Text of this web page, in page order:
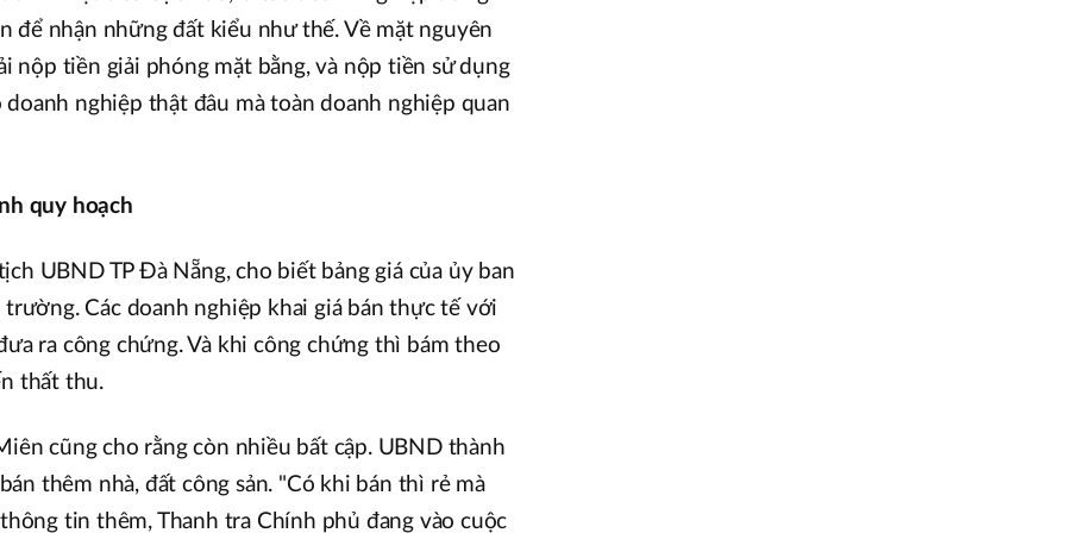
để nhận những đất kiểu như thế. Về mặt nguyên
nộp tiền giải phóng mặt bằng, và nộp tiền sử dụng
nghiệp thật đâu mà toàn doanh nghiệp quan
quy hoạch
UBND TP Đà Nẵng, cho biết bảng giá của ủy ban
Các doanh nghiệp khai giá bán thực tế với
ra công chứng. Và khi công chứng thì bám theo
thất thu.
cũng cho rằng còn nhiều bất cập. UBND thành
thêm nhà, đất công sản. "Có khi bán thì rẻ mà
tin thêm, Thanh tra Chính phủ đang vào cuộc